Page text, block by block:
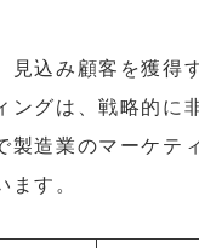
見込み顧客を獲得
ングは、戦略的に
製造業のマーケテ
ます。